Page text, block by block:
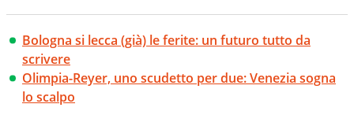
Bologna si lecca (già) le ferite: un futuro tutto da
scrivere
Olimpia-Reyer, uno scudetto per due: Venezia sogna
lo scalpo